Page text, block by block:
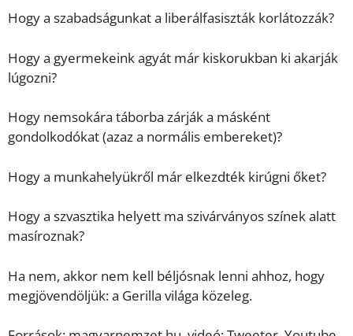
Hogy a szabadságunkat a liberálfasiszták korlátozzák?
Hogy a gyermekeink agyát már kiskorukban ki akarják
lúgozni?
Hogy nemsokára táborba zárják a másként
gondolkodókat (azaz a normális embereket)?
Hogy a munkahelyükről már elkezdték kirúgni őket?
Hogy a szvasztika helyett ma szivárványos színek alatt
masíroznak?
Ha nem, akkor nem kell béljósnak lenni ahhoz, hogy
megjövendöljük: a Gerilla világa közeleg.